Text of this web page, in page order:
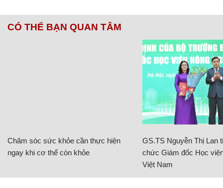
CÓ THỂ BẠN QUAN TÂM
Chăm sóc sức khỏe cần thực hiện
ngay khi cơ thể còn khỏe
GS.TS Nguyễn Thị Lan
chức Giám đốc Học
Việt Nam